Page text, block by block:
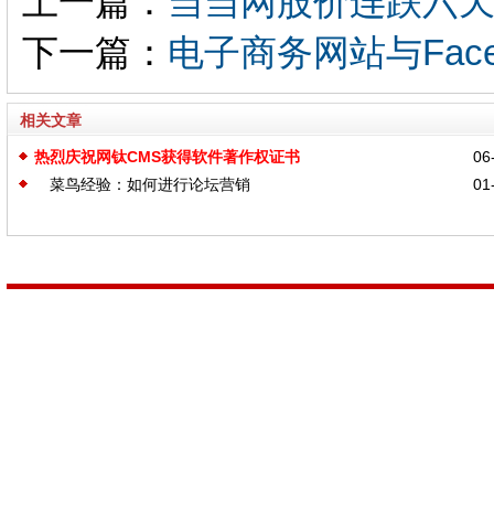
下一篇： 电子商务网站与
相关文章
热烈庆祝网钛CMS获得软件著作权证书
菜鸟经验：如何进行论坛营销